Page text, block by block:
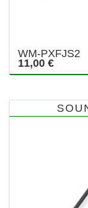
WM-PXFJS2
11,00 €